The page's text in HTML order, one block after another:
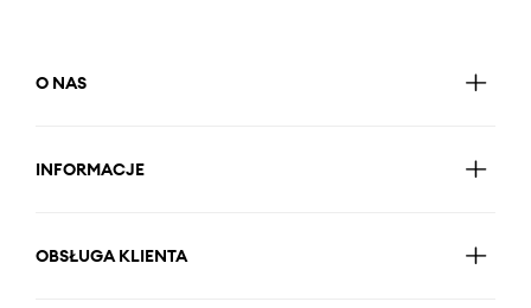
O NAS
INFORMACJE
OBSŁUGA KLIENTA